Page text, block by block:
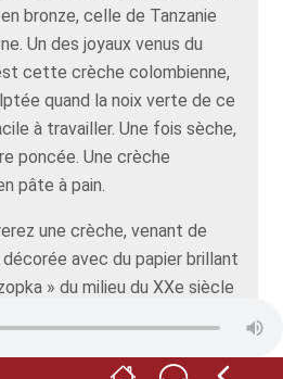
bronze, celle de Tanzanie
Un des joyaux venus du
cette crèche colombienne,
quand la noix verte de ce
à travailler. Une fois sèche,
poncée. Une crèche
pâte à pain.
une crèche, venant de
avec du papier brillant
» du milieu du XXe siècle